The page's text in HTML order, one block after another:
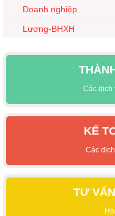
Doanh nghiệp
Lương-BHXH
Các dịch
KẾ
Các
TƯ